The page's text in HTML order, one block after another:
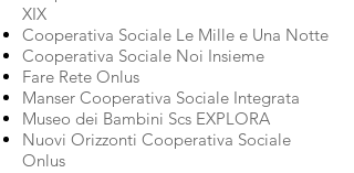
XIX
Cooperativa Sociale Le Mille e Una Notte
Cooperativa Sociale Noi Insieme
Fare Rete Onlus
Manser Cooperativa Sociale Integrata
Museo dei Bambini Scs EXPLORA
Nuovi Orizzonti Cooperativa Sociale
Onlus